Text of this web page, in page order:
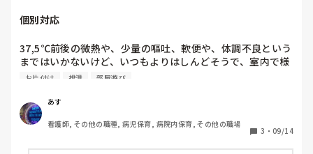
今日保護者と面談し、保護者も何度注意しても響かないこと
を悩んでいました。
持っているものがありそうですが、どのように援助したらい
いのか悩みます…。
その子に対してイライラしてしまう自己嫌悪です。
また、強く言う事はなるべく避けた方がいいと思います。怒ら
ん。
注意されて笑ってしまうのは、どうしていいか分からないから
です。
簡単にすべき行動を伝える事です。
また、いい行動をした時に沢山褒めていく事です。
注意する事ばかりになってしまいますが、いい姿に注目し「〇
〇できたね」と褒めることが増えると嬉しいし、安定する事も
個別対応
37,5℃前後の微熱や、少量の嘔吐、軟便や、体調不良という
まではいかないけど、いつもよりはしんどそうで、室内で様
子をみて欲しい場合、個別対応していますか？子どもたち
か？食事の度に泣き出してしまったり、てぎない、嫌とばか
り言う子どもにどこまで、やらすべきなのか？食事は、半分
以上食べたらOKなのか？悩みます。毎回、同じ園児に関わ
お片付け 排泄 部屋遊び
あす
看護師, その他の職種, 病児保育, 病院内保育, その他の職場
3 ・ 09/14